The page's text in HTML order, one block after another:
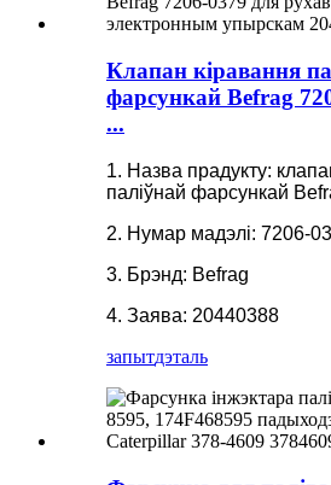
Клапан кіравання
фарсункай Befrag
...
1. Назва прадукту:
паліўнай фарсункай
2. Нумар мадэлі: 7206-
3. Брэнд: Befrag
4. Заява: 20440388
запытдэталь